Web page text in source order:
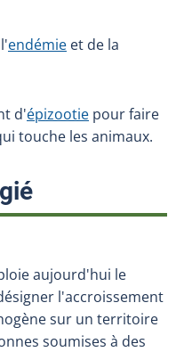
endémie et de la
d'épizootie pour faire
touche les animaux.
:
aujourd'hui le
l'accroissement
sur un territoire
soumises à des